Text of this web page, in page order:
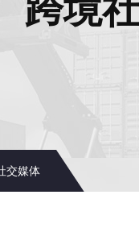
跨境
交媒体